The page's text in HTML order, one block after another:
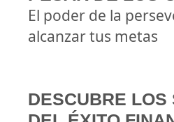
El poder de la
alcanzar tus metas
DESCUBRE LOS